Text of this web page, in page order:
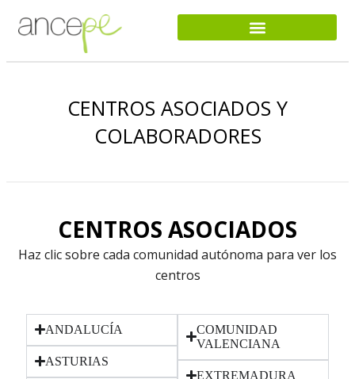
CENTROS ASOCIADOS Y
COLABORADORES
CENTROS ASOCIADOS
Haz clic sobre cada comunidad autónoma para ver los
centros
ANDALUCÍA
ASTURIAS
COMUNIDAD
VALENCIANA
EXTREMADURA